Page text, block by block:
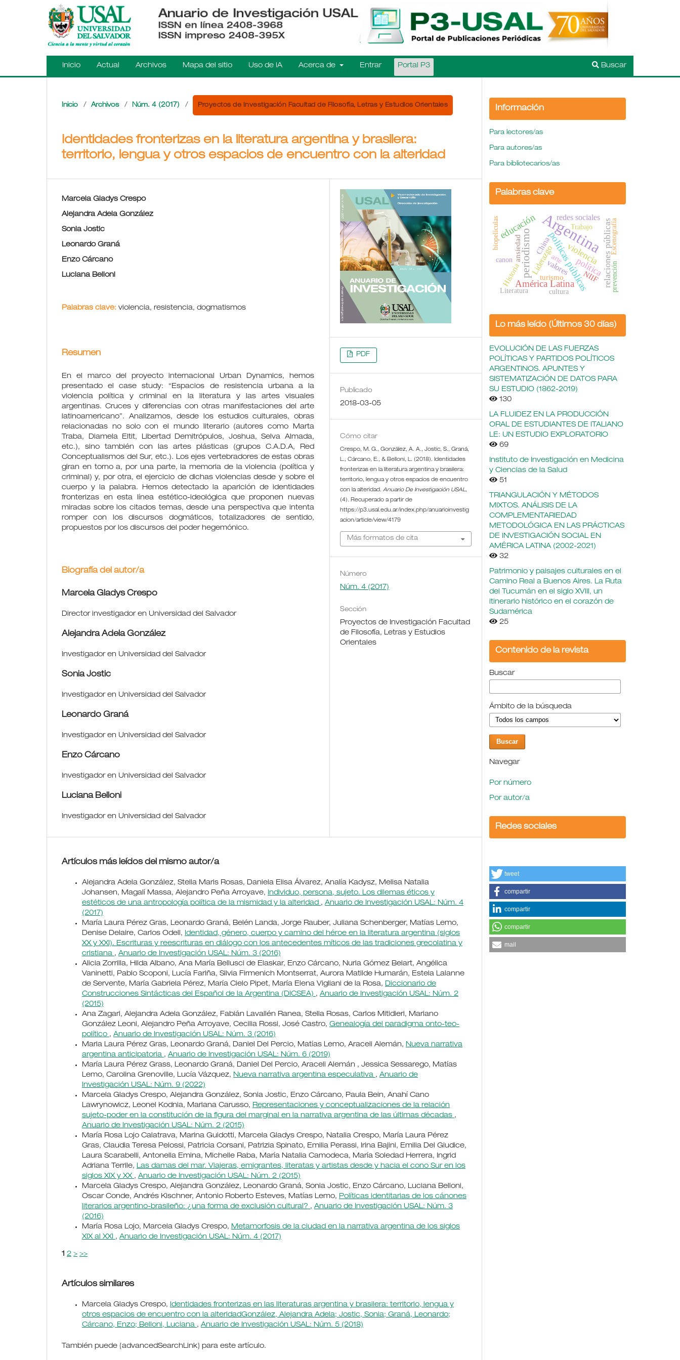
Inicio Actual Archivos Mapa del sitio Uso de IA Acerca de Entrar Portal P3 Buscar
Inicio / Archivos / Núm. 4 (2017) / Proyectos de Investigación Facultad de Filosofía, Letras y Estudios Orientales
Identidades fronterizas en la literatura argentina y brasilera:
territorio, lengua y otros espacios de encuentro con la alteridad
Marcela Gladys Crespo
Alejandra Adela González
Sonia Jostic
Leonardo Graná
Enzo Cárcano
Luciana Belloni
Palabras clave: violencia, resistencia, dogmatismos
Resumen
En el marco del proyecto internacional Urban Dynamics, hemos
presentado el case study: “Espacios de resistencia urbana a la
violencia política y criminal en la literatura y las artes visuales
argentinas. Cruces y diferencias con otras manifestaciones del arte
latinoamericano”. Analizamos, desde los estudios culturales, obras
relacionadas no solo con el mundo literario (autores como Marta
Traba, Diamela Eltit, Libertad Demitrópulos, Joshua, Selva Almada,
etc.), sino también con las artes plásticas (grupos C.A.D.A, Red
Conceptualismos del Sur, etc.). Los ejes vertebradores de estas obras
giran en torno a, por una parte, la memoria de la violencia (política y
criminal) y, por otra, el ejercicio de dichas violencias desde y sobre el
cuerpo y la palabra. Hemos detectado la aparición de identidades
fronterizas en esta línea estético-ideológica que proponen nuevas
miradas sobre los citados temas, desde una perspectiva que intenta
romper con los discursos dogmáticos, totalizadores de sentido,
propuestos por los discursos del poder hegemónico.
Biografía del autor/a
Marcela Gladys Crespo
Director investigador en Universidad del Salvador
Alejandra Adela González
Investigador en Universidad del Salvador
Sonia Jostic
Investigador en Universidad del Salvador
Leonardo Graná
Investigador en Universidad del Salvador
Enzo Cárcano
Investigador en Universidad del Salvador
Luciana Belloni
Investigador en Universidad del Salvador
PDF
Publicado
2018-03-05
Cómo citar
Crespo, M. G., González, A. A., Jostic, S., Graná,
L., Cárcano, E., & Belloni, L. (2018). Identidades
fronterizas en la literatura argentina y brasilera:
territorio, lengua y otros espacios de encuentro
con la alteridad.Anuario De Investigación USAL,
(4). Recuperado a partir de
https://p3.usal.edu.ar/index.php/anuarioinvestig
acion/article/view/4179
Más formatos de cita
Número
Núm. 4 (2017)
Sección
Proyectos de Investigación Facultad
de Filosofía, Letras y Estudios
Orientales
Artículos más leídos del mismo autor/a
Alejandra Adela González, Stella Maris Rosas, Daniela Elisa Álvarez, Analía Kadysz, Melisa Natalia
Johansen, Magalí Massa, Alejandro Peña Arroyave, Individuo, persona, sujeto. Los dilemas éticos y
estéticos de una antropología política de la mismidad y la alteridad , Anuario de Investigación USAL: Núm. 4
(2017)
María Laura Pérez Gras, Leonardo Graná, Belén Landa, Jorge Rauber, Juliana Schenberger, Matías Lemo,
Denise Delaire, Carlos Odell, Identidad, género, cuerpo y camino del héroe en la literatura argentina (siglos
XX y XXI). Escrituras y reescrituras en diálogo con los antecedentes míticos de las tradiciones grecolatina y
cristiana , Anuario de Investigación USAL: Núm. 3 (2016)
Alicia Zorrilla, Hilda Albano, Ana María Bellusci de Elaskar, Enzo Cárcano, Nuria Gómez Belart, Angélica
Vaninetti, Pablo Scoponi, Lucía Fariña, Silvia Firmenich Montserrat, Aurora Matilde Humarán, Estela Lalanne
de Servente, María Gabriela Pérez, María Cielo Pipet, María Elena Vigliani de la Rosa, Diccionario de
Construcciones Sintácticas del Español de la Argentina (DICSEA) , Anuario de Investigación USAL: Núm. 2
(2015)
Ana Zagari, Alejandra Adela González, Fabián Lavallén Ranea, Stella Rosas, Carlos Mitidieri, Mariano
González Leoni, Alejandro Peña Arroyave, Cecilia Rossi, José Castro, Genealogía del paradigma onto-teo-
político , Anuario de Investigación USAL: Núm. 3 (2016)
Maria Laura Pérez Gras, Leonardo Graná, Daniel Del Percio, Matías Lemo, Araceli Alemán, Nueva narrativa
argentina anticipatoria , Anuario de Investigación USAL: Núm. 6 (2019)
María Laura Pérez Grass, Leonardo Graná, Daniel Del Percio, Araceli Alemán , Jessica Sessarego, Matías
Lemo, Carolina Grenoville, Lucía Vázquez, Nueva narrativa argentina especulativa , Anuario de
Investigación USAL: Núm. 9 (2022)
Marcela Gladys Crespo, Alejandra González, Sonia Jostic, Enzo Cárcano, Paula Bein, Anahí Cano
Lawrynowicz, Leonel Kodnia, Mariana Carusso, Representaciones y conceptualizaciones de la relación
sujeto-poder en la constitución de la figura del marginal en la narrativa argentina de las últimas décadas ,
Anuario de Investigación USAL: Núm. 2 (2015)
María Rosa Lojo Calatrava, Marina Guidotti, Marcela Gladys Crespo, Natalia Crespo, María Laura Pérez
Gras, Claudia Teresa Pelossi, Patricia Corsani, Patrizia Spinato, Emilia Perassi, Irina Bajini, Emilia Del Giudice,
Laura Scarabelli, Antonella Emina, Michelle Raba, María Natalia Camodeca, María Soledad Herrera, Ingrid
Adriana Terrile, Las damas del mar. Viajeras, emigrantes, literatas y artistas desde y hacia el cono Sur en los
siglos XIX y XX , Anuario de Investigación USAL: Núm. 2 (2015)
Marcela Gladys Crespo, Alejandra González, Leonardo Graná, Sonia Jostic, Enzo Cárcano, Luciana Belloni,
Oscar Conde, Andrés Kischner, Antonio Roberto Esteves, Matías Lemo, Políticas identitarias de los cánones
literarios argentino-brasileño: ¿una forma de exclusión cultural? , Anuario de Investigación USAL: Núm. 3
(2016)
María Rosa Lojo, Marcela Gladys Crespo, Metamorfosis de la ciudad en la narrativa argentina de los siglos
XIX al XXI , Anuario de Investigación USAL: Núm. 4 (2017)
1 2 > >>
Artículos similares
Marcela Gladys Crespo, Identidades fronterizas en las literaturas argentina y brasilera: territorio, lengua y
otros espacios de encuentro con la alteridadGonzález, Alejandra Adela; Jostic, Sonia; Graná, Leonardo;
Cárcano, Enzo; Belloni, Luciana , Anuario de Investigación USAL: Núm. 5 (2018)
También puede {advancedSearchLink} para este artículo.
Información
Para lectores/as
Para autores/as
Para bibliotecarios/as
Palabras clave
Argentina
periodismo
educación
políticas públicas
América Latina
política
violenciarelaciones públicas
Liderazgo
redes sociales
valores
China
ansiedad
Historia turismo NIIF
Literatura
canon
Escenografía
Trabajo
biopelículas
prevención
arte
cultura
Lo más leído (Últimos 30 días)
EVOLUCIÓN DE LAS FUERZAS
POLÍTICAS Y PARTIDOS POLÍTICOS
ARGENTINOS. APUNTES Y
SISTEMATIZACIÓN DE DATOS PARA
SU ESTUDIO (1862-2019)
130
LA FLUIDEZ EN LA PRODUCCIÓN
ORAL DE ESTUDIANTES DE ITALIANO
LE: UN ESTUDIO EXPLORATORIO
69
Instituto de Investigación en Medicina
y Ciencias de la Salud
51
TRIANGULACIÓN Y MÉTODOS
MIXTOS. ANÁLISIS DE LA
COMPLEMENTARIEDAD
METODOLÓGICA EN LAS PRÁCTICAS
DE INVESTIGACIÓN SOCIAL EN
AMÉRICA LATINA (2002-2021)
32
Patrimonio y paisajes culturales en el
Camino Real a Buenos Aires. La Ruta
del Tucumán en el siglo XVIII, un
itinerario histórico en el corazón de
Sudamérica
25
Contenido de la revista
Buscar
Ámbito de la búsqueda
Navegar
Por número
Por autor/a
Redes sociales
tweet
compartir
compartir
compartir
mail